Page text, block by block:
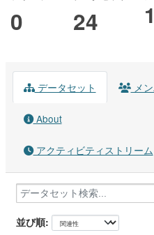
0 24 1
データセット メン
About
アクティビティストリーム
並び順